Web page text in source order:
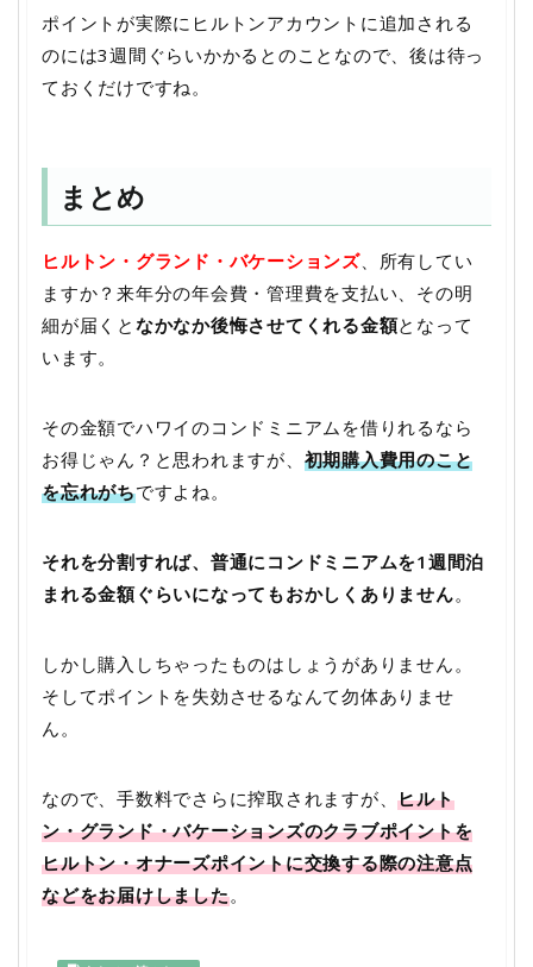
ポイントが実際にヒルトンアカウントに追加される
のには3週間ぐらいかかるとのことなので、後は待っ
ておくだけですね。
まとめ
ヒルトン・グランド・バケーションズ、所有してい
ますか？来年分の年会費・管理費を支払い、その明
細が届くと なかなか後悔させてくれる金額となって
います。
その金額でハワイのコンドミニアムを借りれるなら
お得じゃん？と思われますが、 初期購入費用のこと
を忘れがちですよね。
それを分割すれば、普通にコンドミニアムを1週間泊
まれる金額ぐらいになってもおかしくありません。
しかし購入しちゃったものはしょうがありません。
そしてポイントを失効させるなんて勿体ありませ
ん。
なので、手数料でさらに搾取されますが、ヒルト
ン・グランド・バケーションズのクラブポイントを
ヒルトン・オナーズポイントに交換する際の注意点
などをお届けしました。